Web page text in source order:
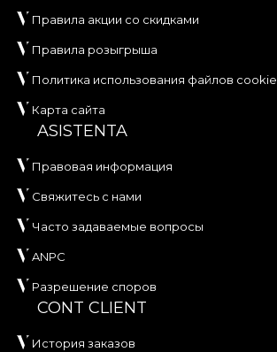
Правила акции со скидками
Правила розыгрыша
Политика использования файлов cookie
Карта сайта
ASISTENTA
Правовая информация
Свяжитесь с нами
Часто задаваемые вопросы
ANPC
Разрешение споров
CONT CLIENT
История заказов